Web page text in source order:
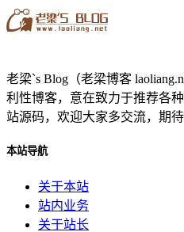
老梁`s Blog（老梁博客
利性博客，意在致力于推荐各
站源码，欢迎大家多交流，期待
本站导航
关于本站
站内业务
关于站长